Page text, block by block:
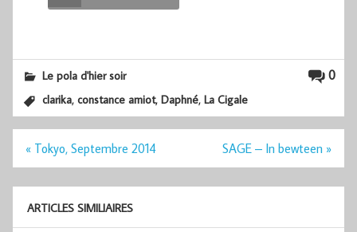
0
Le pola d'hier soir
clarika,constance amiot,Daphné,La Cigale
Navigation
« Tokyo, Septembre 2014 SAGE – In bewteen »
ARTICLES SIMILIAIRES